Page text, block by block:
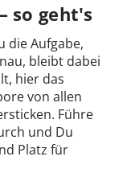
so geht's
die Aufgabe,
bleibt dabei
hier das
von allen
Führe
und Du
Platz für